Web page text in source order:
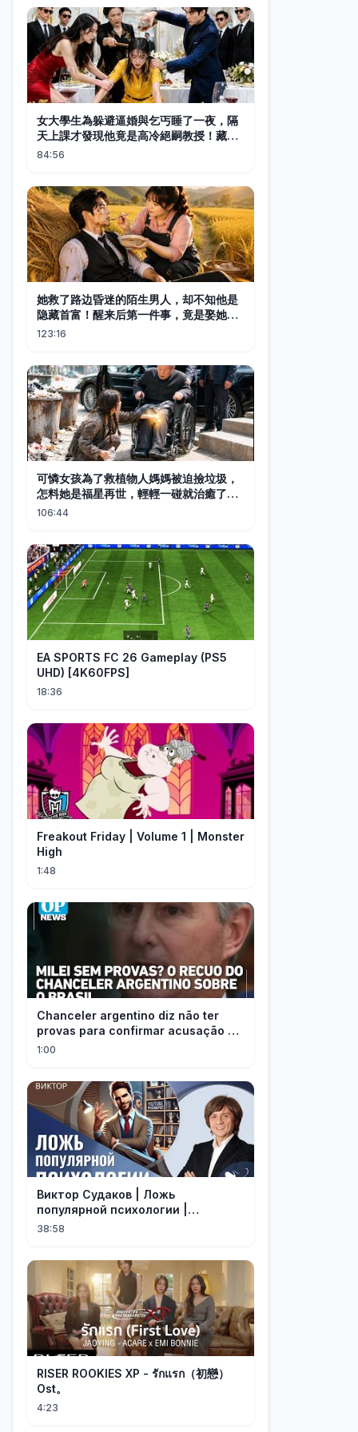
女大學生為躲避逼婚與乞丐睡了一夜，隔
天上課才發現他竟是高冷絕嗣教授！藏起
孕肚本想悄悄逃跑，怎料他直接當眾攬她
84:56
她救了路边昏迷的陌生男人，却不知他是
隐藏首富！醒来后第一件事，竟是娶她回
家宠上天！#ShortDrama
123:16
可憐女孩為了救植物人媽媽被迫撿垃圾，
怎料她是福星再世，輕輕一碰就治癒了首
富老爺的腿疾，首富立馬帶她回豪宅讓她
106:44
EA SPORTS FC 26 Gameplay (PS5
UHD) [4K60FPS]
18:36
Freakout Friday | Volume 1 | Monster
High
1:48
Chanceler argentino diz não ter
provas para confirmar acusação de
Milei contra Brasil | OP News
1:00
Виктор Судаков | Ложь
популярной психологии |
Проповедь
38:58
RISER ROOKIES XP - รักแรก（初戀）
Ost。
4:23